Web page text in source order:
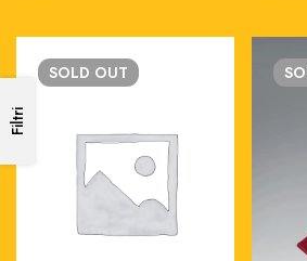
Filtri
SOLD OUT